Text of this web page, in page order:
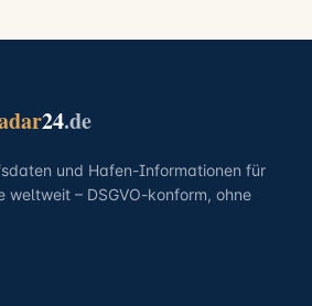
24.de
und Hafen-Informationen für
weltweit – DSGVO-konform, ohne